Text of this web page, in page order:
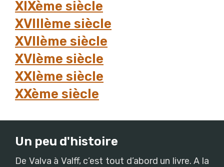
XIXème siècle
XVIIIème siècle
XVIIème siècle
XVIème siècle
XXIème siècle
XXème siècle
Un peu d'histoire
De Valva à Valff, c’est tout d’abord un livre. A la